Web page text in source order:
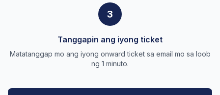
3
Tanggapin ang iyong ticket
Matatanggap mo ang iyong onward ticket sa email mo sa loob
ng 1 minuto.